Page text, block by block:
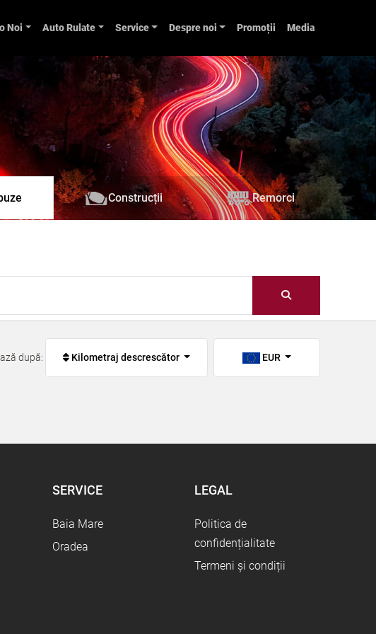
Noi Auto Rulate Service Despre noi Promoții Media
Construcții Remorci
după: Kilometraj descrescător EUR
SERVICE
Baia Mare
Oradea
LEGAL
Politica de
confidențialitate
Termeni și condiții